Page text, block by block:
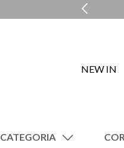
NEW IN
CATEGORIA